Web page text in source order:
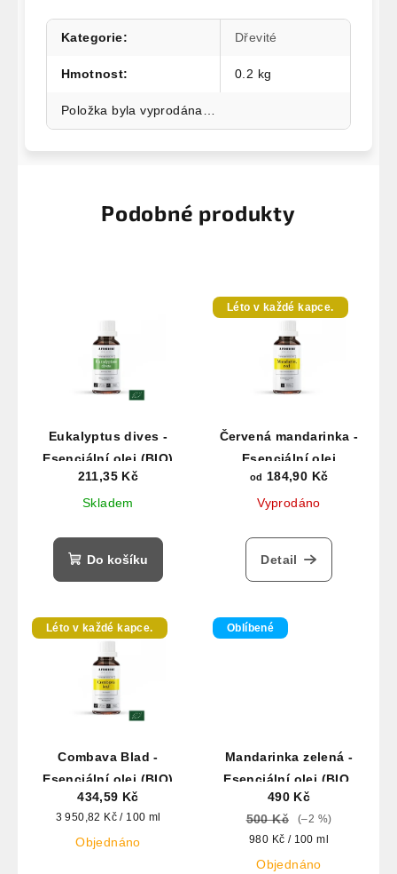
Kategorie: Dřevité
Hmotnost: 0.2 kg
Položka byla vyprodána…
Podobné produkty
Eukalyptus dives -
Esenciální olej (BIO)
211,35 Kč
Skladem
Do košíku
Léto v každé kapce.
Červená mandarinka -
Esenciální olej
od 184,90 Kč
Vyprodáno
Detail
Léto v každé kapce.
Combava Blad -
Esenciální olej (BIO)
434,59 Kč
Měrná
cena:
3 950,82 Kč / 100 ml
Objednáno
Oblíbené
Mandarinka zelená -
Esenciální olej (BIO)
50ml
490 Kč
500 Kč
(–2 %)
Měrná
cena:
980 Kč / 100 ml
Objednáno